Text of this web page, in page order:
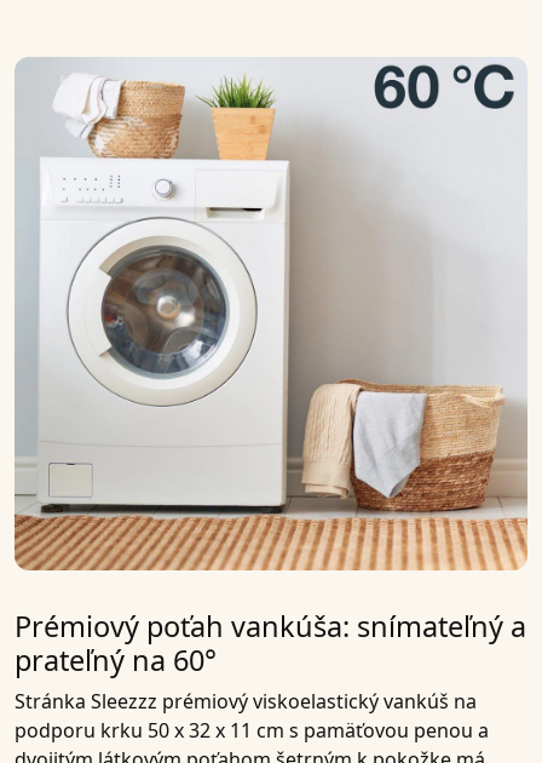
Prémiový poťah vankúša: snímateľný a
prateľný na 60°
Stránka Sleezzz prémiový viskoelastický vankúš na
podporu krku 50 x 32 x 11 cm s pamäťovou penou a